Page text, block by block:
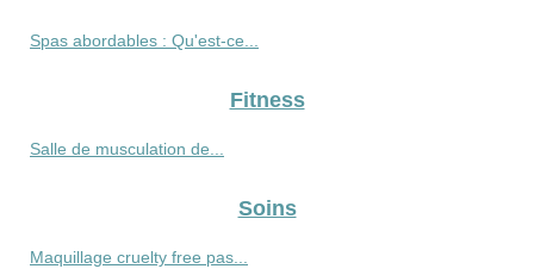
Spas abordables : Qu'est-ce...
Fitness
Salle de musculation de...
Soins
Maquillage cruelty free pas...